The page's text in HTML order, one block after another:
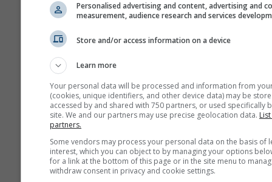
mail com terceiros, conforme
endereço de email também
com outros serviços de meteoblue.
Mais dados meteorológicos
Personalised advertising and content, advertising and
measurement, audience research and services
Store and/or access information on a device
Learn more
Your personal data will be processed and information from
(cookies, unique identifiers, and other device data) may be
accessed by and shared with 750 partners, or used specifically
site. We and our partners may use precise geolocation data.
partners.
Some vendors may process your personal data on the basis of
interest, which you can object to by managing your options
for a link at the bottom of this page or in the site menu to
withdraw consent in privacy and cookie settings.